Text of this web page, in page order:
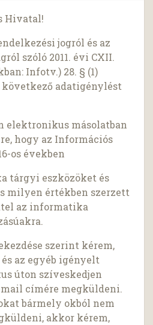
Hivatal!
jogról és az
szóló 2011. évi CXII.
Infotv.) 28. § (1)
következő adatigénylést
elektronikus másolatban
hogy az Információs
os években
tárgyi eszközöket és
milyen értékben szerzett
az informatika
szerint kérem,
az egyéb igényelt
úton szíveskedjen
mail címére megküldeni.
bármely okból nem
akkor kérem,